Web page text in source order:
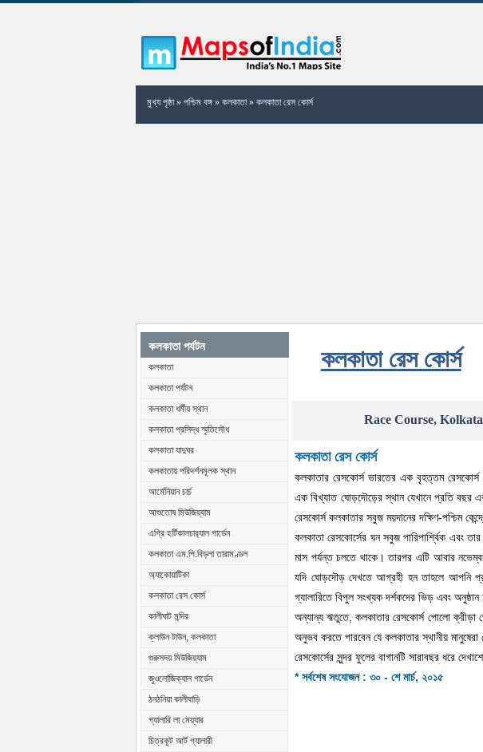
মুখ্য পৃষ্ঠা» পশ্চিম বঙ্গ» কলকাতা» কলকাতা রেস কোর্স
কলকাতা পর্যটন
কলকাতা
কলকাতা পর্যটন
কলকাতা ধর্মীয় স্থান
কলকাতা প্রসিদ্ধ স্মৃতিসৌধ
কলকাতা যাদুঘর
কলকাতায় পরিদর্শনমূলক স্থান
আর্মেনিয়ান চার্চ
আশুতোষ মিউজিয়্যাম
এগ্রি হর্টিকালচার‍্যাল গার্ডেন
কলকাতা এম.পি.বিড়লা তারামণ্ডল
অ্যাকোয়াটিকা
কলকাতা রেস কোর্স
কালীঘাট মন্দির
ক্লাউন টাউন, কলকাতা
গুরুসদয় মিউজিয়্যাম
জুওলোজিক্যাল গার্ডেন
ঠনঠনিয়া কালীবাড়ি
গ্যালারি লা মেয়্যার
চিত্রকূট আর্ট গ্যালারী
কলকাতা রেস কোর্স
Race Course,
কলকাতা রেস কোর্স
কলকাতার রেসকোর্স ভারতের এক বৃহত্তম
এক বিখ্যাত ঘোড়দৌড়ের স্থান যেখানে প্রতি বছর
রেসকোর্স কলকাতার সবুজ ময়দানের দক্ষিণ-পশ্চিম
কলকাতা রেসকোর্সের ঘন সবুজ পারিপার্শ্বিক এবং
মাস পর্যন্ত চলতে থাকে। তারপর এটি আবার
যদি ঘোড়দৌড় দেখতে আগ্রহী হন তাহলে আপনি
গ্যালারিতে বিপুল সংখ্যক দর্শকদের ভিড় এবং
অন্যান্য ঋতুতে, কলকাতার রেসকোর্স পোলো ক্রীড়া
অনুভব করতে পারবেন যে কলকাতার স্থানীয়
রেসকোর্সের সুন্দর ফুলের বাগানটি সারাবছর ধরে
* সর্বশেষ সংযোজন : ৩০ - শে মার্চ, ২০১৫